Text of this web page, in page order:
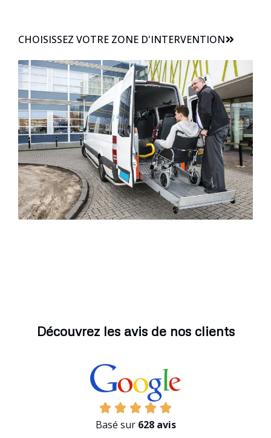
CHOISISSEZ VOTRE ZONE D'INTERVENTION
Découvrez les avis de nos clients
Basé sur 628 avis